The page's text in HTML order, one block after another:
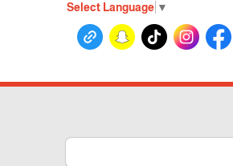
Select Language ▼